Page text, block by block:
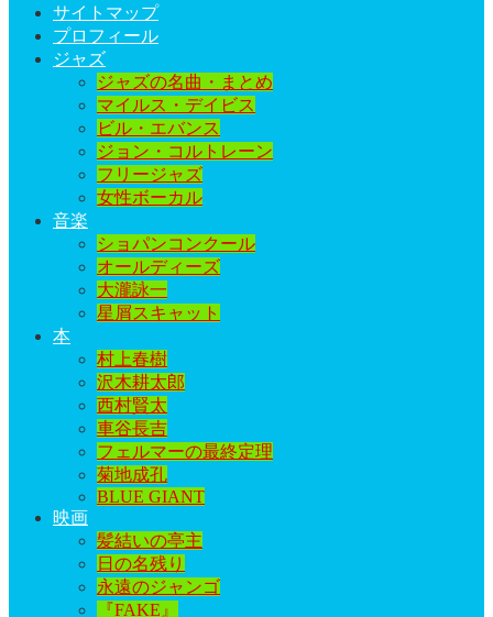
サイトマップ
プロフィール
ジャズ
ジャズの名曲・まとめ
マイルス・デイビス
ビル・エバンス
ジョン・コルトレーン
フリージャズ
女性ボーカル
音楽
ショパンコンクール
オールディーズ
大瀧詠一
星屑スキャット
本
村上春樹
沢木耕太郎
西村賢太
車谷長吉
フェルマーの最終定理
菊地成孔
BLUE GIANT
映画
髪結いの亭主
日の名残り
永遠のジャンゴ
『FAKE』